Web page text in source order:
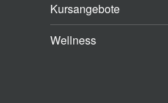
Kursangebote
Wellness